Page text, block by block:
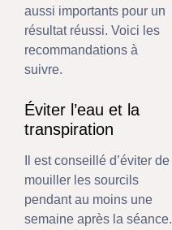
aussi importants pour un
résultat réussi. Voici les
recommandations à
suivre.
Éviter l’eau et la
transpiration
Il est conseillé d’éviter de
mouiller les sourcils
pendant au moins une
semaine après la séance.